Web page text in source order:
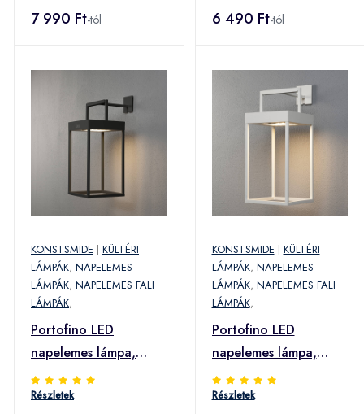
7 990 Ft-tól 6 490 Ft-tól
KONSTSMIDE | KÜLTÉRI
LÁMPÁK, NAPELEMES
LÁMPÁK, NAPELEMES FALI
LÁMPÁK,
Portofino LED
napelemes lámpa,
fal/asztal, fekete
Részletek
KONSTSMIDE | KÜLTÉRI
LÁMPÁK, NAPELEMES
LÁMPÁK, NAPELEMES FALI
LÁMPÁK,
Portofino LED
napelemes lámpa,
fal/asztal, fehér
Részletek